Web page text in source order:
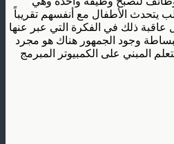
يتحدث الأطفال مع أنفسهم تقريباً
ذلك في الفكرة التي عبر عنها
ببساطة وجود الجمهور هناك هو مجرد
المبني على الكمبيوتر المبرمج